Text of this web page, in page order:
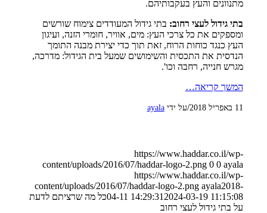
מתנוונים והעץ בעקבותיהם.
בתי גידול לעצי רחוב: בתי גידול המעודדים צימוח שורשים
ומספקים את כל צרכי העץ: מים, אוויר, חומרי הזנה, ועיגון
העץ כנגד כוחות הרוח, זאת תוך כדי יצירת מבנה התומך
הנדסית את התכסית והשימושים שמעל בית הגידול: מדרכה,
מגרש חנייה, רחבה וכו'.
המשך קריאה…
11 באפריל 2018 /על ידיayala
https://www.haddar.co.il/wp-
content/uploads/2016/07/haddar-logo-2.png 0 0 ayala
https://www.haddar.co.il/wp-
content/uploads/2016/07/haddar-logo-2.png ayala2018-
04-11 14:29:31 2024-03-19 11:15:08
כל מה שרציתם לדעת
על בתי גידול לעצי רחוב